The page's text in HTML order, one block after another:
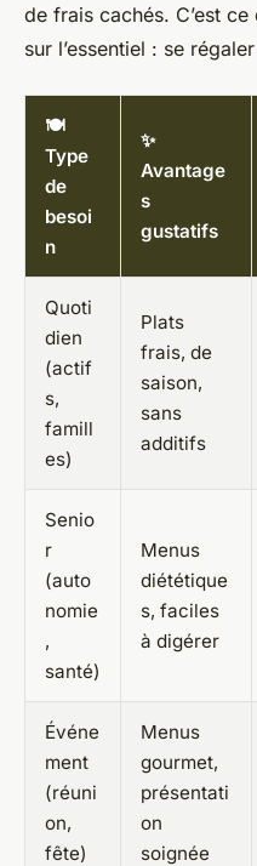
de frais cachés. C’est
sur l’essentiel : se
🍽️
Type
de
besoi
n
✨
Avantage
s
gustatifs
Quoti
dien
(actif
s,
famill
es)
Plats
frais, de
saison,
sans
additifs
Senio
r
(auto
nomie
,
santé)
Menus
diététique
s, faciles
à digérer
Événe
ment
(réuni
on,
fête)
Menus
gourmet,
présentati
on
soignée